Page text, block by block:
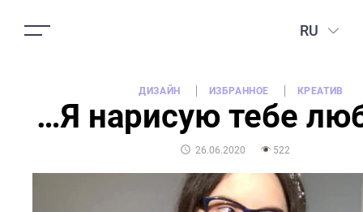
RU
ДИЗАЙН ИЗБРАННОЕ КРЕАТИВ
…Я нарисую тебе
POSTED
26.06.2020 522